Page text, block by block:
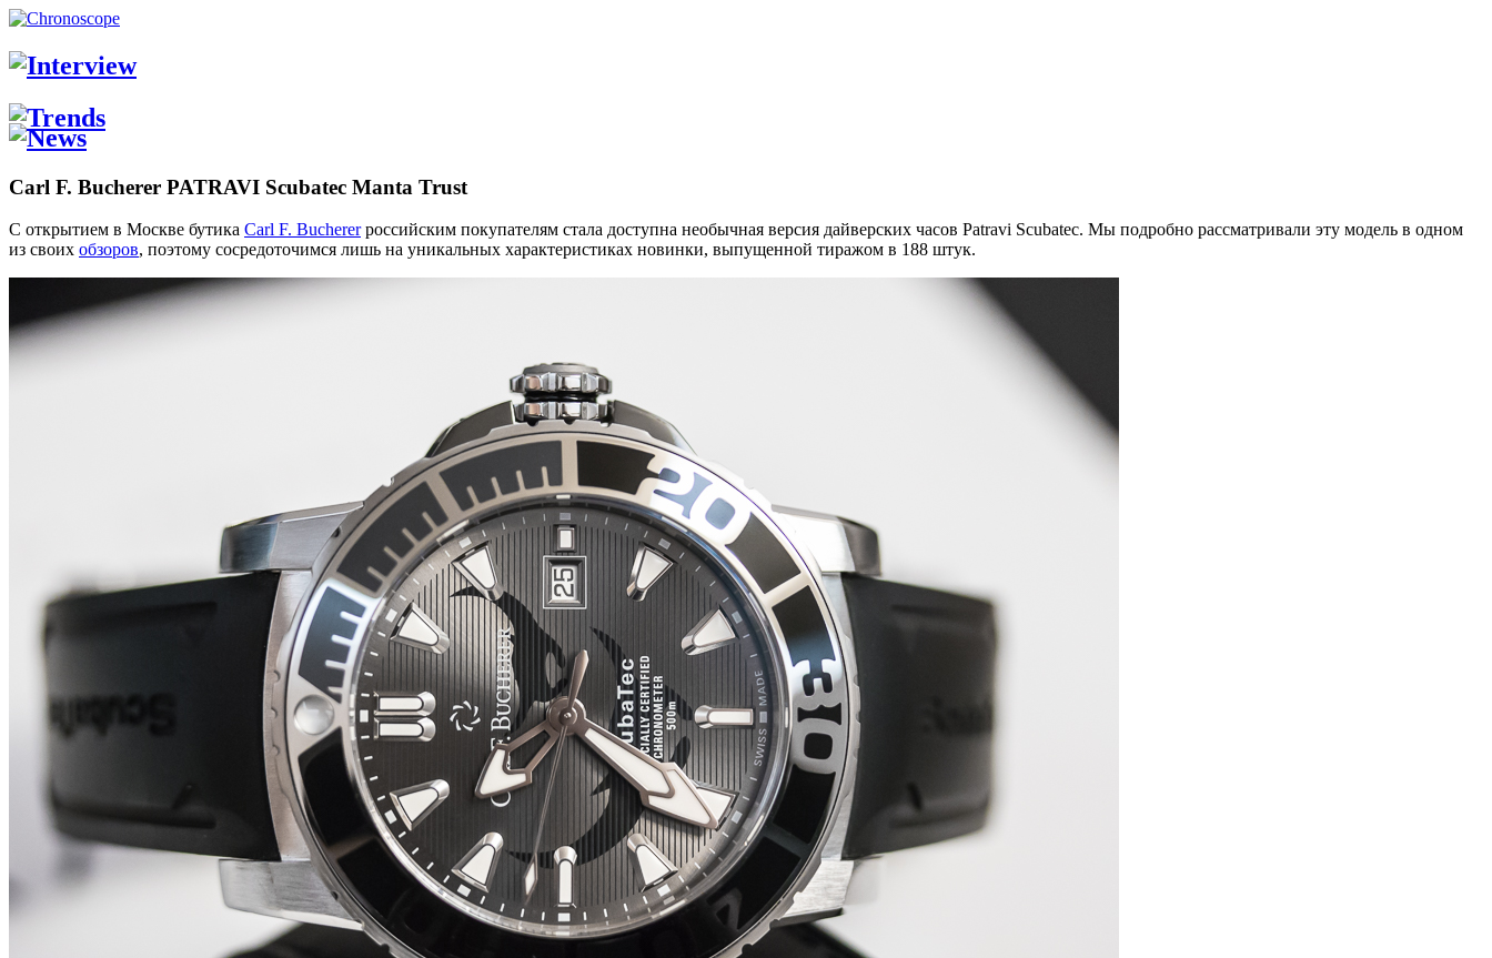
Carl F. Bucherer PATRAVI Scubatec Manta Trust
С открытием в Москве бутика Carl F. Buchererроссийским покупателям стала доступна необычная версия дайверских часов Patravi Scubatec. Мы подробно рассматривали эту модель в одном
из своих обзоров, поэтому сосредоточимся лишь на уникальных характеристиках новинки, выпущенной тиражом в 188 штук.